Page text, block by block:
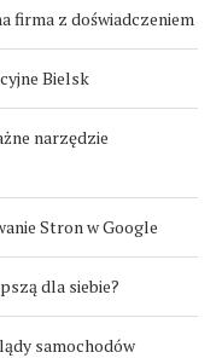
firma z doświadczeniem
Bielsk
narzędzie
Stron w Google
dla siebie?
samochodów